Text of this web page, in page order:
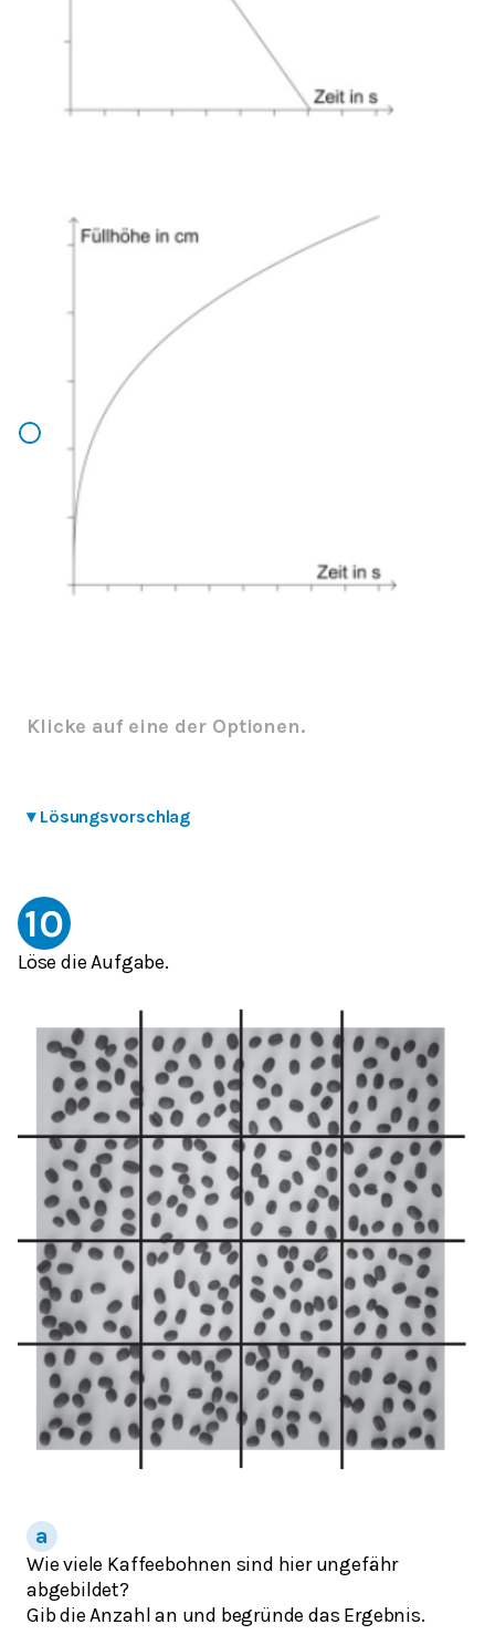
Klicke auf eine der Optionen.
▾ Lösungsvorschlag
10
Löse die Aufgabe.
Wie viele Kaffeebohnen sind hier ungefähr
abgebildet?
Gib die Anzahl an und begründe das Ergebnis.